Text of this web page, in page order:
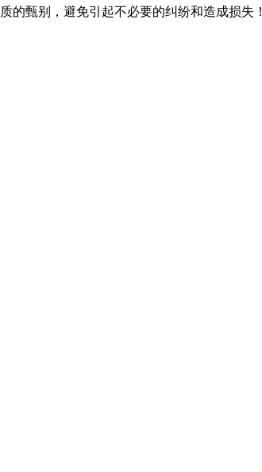
的甄别，避免引起不必要的纠纷和造成损失！